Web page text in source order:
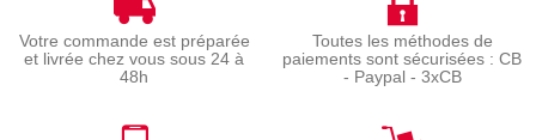
Votre commande est préparée
et livrée chez vous sous 24 à
48h
Toutes les méthodes de
paiements sont sécurisées : CB
- Paypal - 3xCB